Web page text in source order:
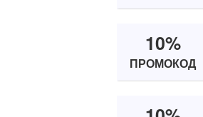
10%
ПРОМОКОД